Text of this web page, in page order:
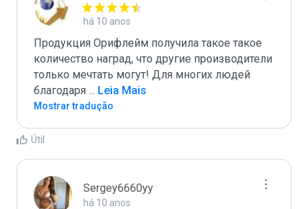
há 10 anos
Продукция Орифлейм получила такое такое
количество наград, что другие производители
только мечтать могут! Для многих людей
благодаря ... Leia Mais
Mostrar tradução
Útil
Sergey6660yy
há 10 anos